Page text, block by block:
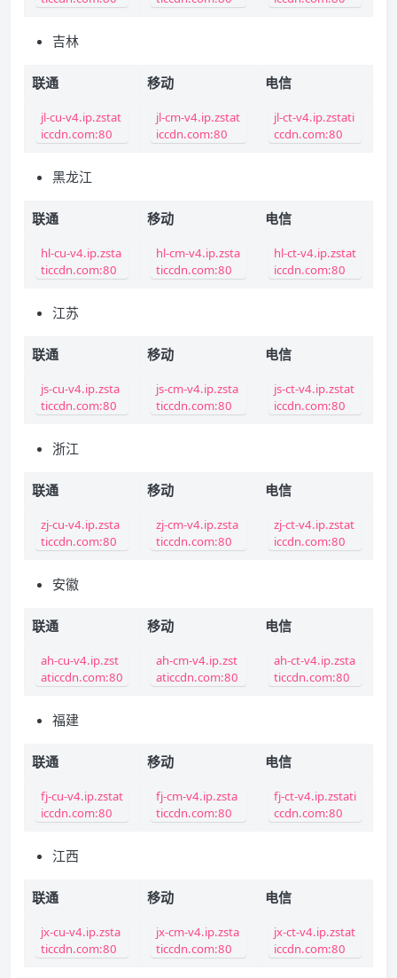
吉林
联通 移动 电信
jl-cu-v4.ip.zstat
iccdn.com:80
jl-cm-v4.ip.zstat
iccdn.com:80
jl-ct-v4.ip.zstati
ccdn.com:80
黑龙江
联通 移动 电信
hl-cu-v4.ip.zsta
ticcdn.com:80
hl-cm-v4.ip.zsta
ticcdn.com:80
hl-ct-v4.ip.zstat
iccdn.com:80
江苏
联通 移动 电信
js-cu-v4.ip.zsta
ticcdn.com:80
js-cm-v4.ip.zsta
ticcdn.com:80
js-ct-v4.ip.zstat
iccdn.com:80
浙江
联通 移动 电信
zj-cu-v4.ip.zsta
ticcdn.com:80
zj-cm-v4.ip.zsta
ticcdn.com:80
zj-ct-v4.ip.zstat
iccdn.com:80
安徽
联通 移动 电信
ah-cu-v4.ip.zst
aticcdn.com:80
ah-cm-v4.ip.zst
aticcdn.com:80
ah-ct-v4.ip.zsta
ticcdn.com:80
福建
联通 移动 电信
fj-cu-v4.ip.zstat
iccdn.com:80
fj-cm-v4.ip.zsta
ticcdn.com:80
fj-ct-v4.ip.zstati
ccdn.com:80
江西
联通 移动 电信
jx-cu-v4.ip.zsta
ticcdn.com:80
jx-cm-v4.ip.zsta
ticcdn.com:80
jx-ct-v4.ip.zstat
iccdn.com:80